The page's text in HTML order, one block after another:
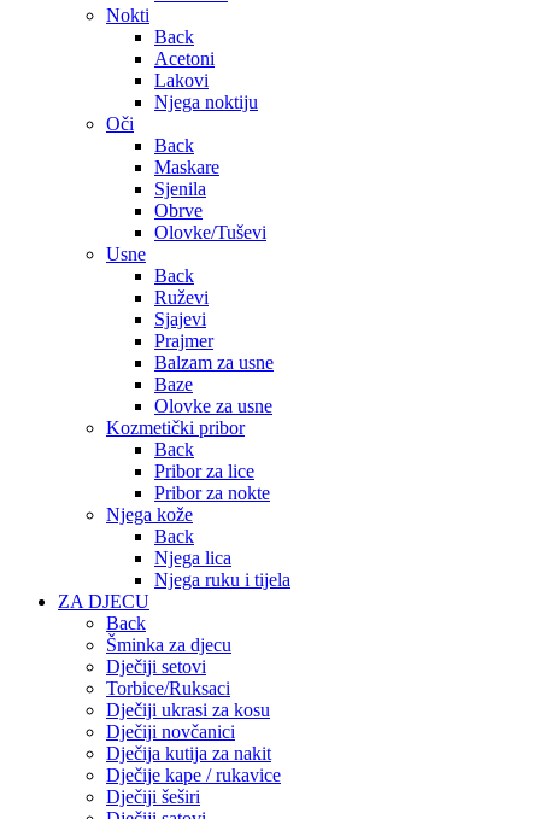
Nokti
Back
Acetoni
Lakovi
Njega noktiju
Oči
Back
Maskare
Sjenila
Obrve
Olovke/Tuševi
Usne
Back
Ruževi
Sjajevi
Prajmer
Balzam za usne
Baze
Olovke za usne
Kozmetički pribor
Back
Pribor za lice
Pribor za nokte
Njega kože
Back
Njega lica
Njega ruku i tijela
ZA DJECU
Back
Šminka za djecu
Dječiji setovi
Torbice/Ruksaci
Dječiji ukrasi za kosu
Dječiji novčanici
Dječija kutija za nakit
Dječije kape / rukavice
Dječiji šeširi